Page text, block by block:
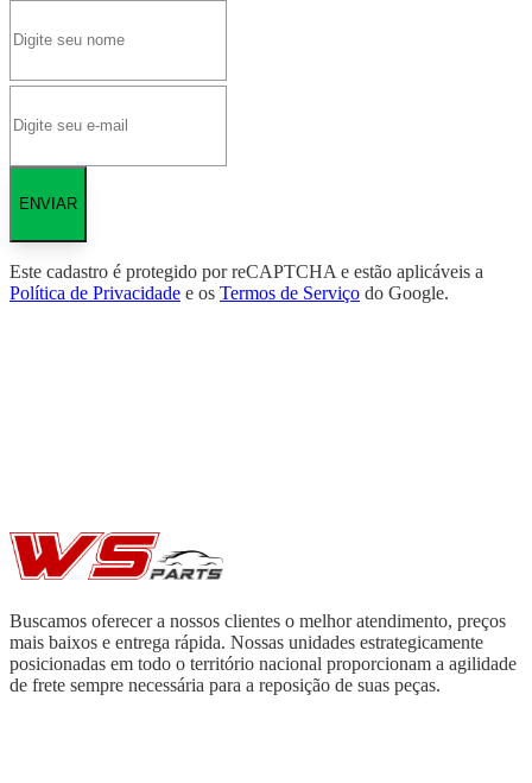
ENVIAR
Este cadastro é protegido por reCAPTCHA e estão aplicáveis a
Política de Privacidade e os Termos de Serviço do Google.
Buscamos oferecer a nossos clientes o melhor atendimento, preços
mais baixos e entrega rápida. Nossas unidades estrategicamente
posicionadas em todo o território nacional proporcionam a agilidade
de frete sempre necessária para a reposição de suas peças.